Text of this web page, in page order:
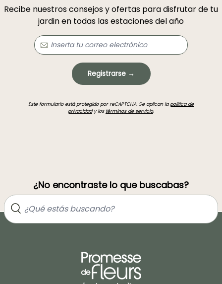
Recibe nuestros consejos y ofertas para disfrutar de tu
jardin en todas las estaciones del año
Registrarse →
Este formulario está protegido por reCAPTCHA. Se aplican lapolítica de
privacidady los términos de servicio.
¿No encontraste lo que buscabas?